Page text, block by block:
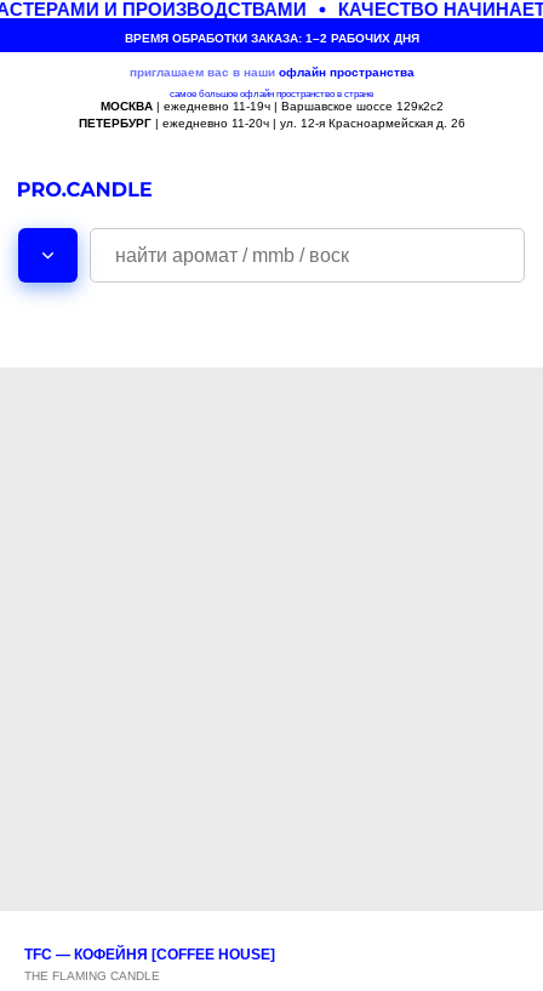
И ПРОИЗВОДСТВАМИ КАЧЕСТВО
ВРЕМЯ ОБРАБОТКИ ЗАКАЗА: 1–2 РАБОЧИХ ДНЯ
приглашаем вас в наши офлайн пространства
самое большое офлайн пространство в стране
МОСКВА| ежедневно 11-19ч | Варшавское шоссе 129к2с2
ПЕТЕРБУРГ| ежедневно 11-20ч | ул. 12-я Красноармейская д. 26
TFC — КОФЕЙНЯ [COFFEE HOUSE]
THE FLAMING CANDLE